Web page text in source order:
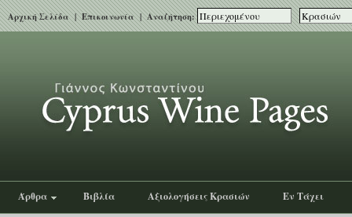
Αρχική Σελίδα|Επικοινωνία| Αναζήτηση:
Άρθρα Βιβλία Αξιολογήσεις Κρασιών Εν Τάχει